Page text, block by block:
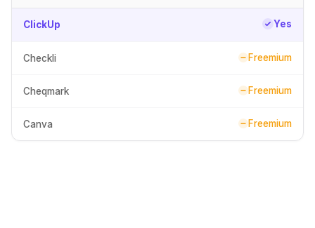
ClickUp Yes
Checkli Freemium
Cheqmark Freemium
Canva Freemium